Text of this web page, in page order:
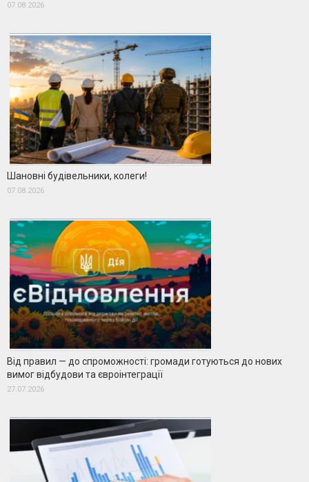
07.08.2026
Шановні будівельники, колеги!
07.08.2026
Від правил — до спроможності: громади готуються до нових
вимог відбудови та євроінтеграції
27.07.2026